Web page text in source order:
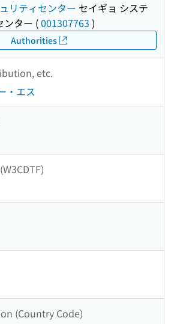
リティセンター セイギョ システ
ンター (001307763 )
Authorities
etc.
・エス
(Country Code)